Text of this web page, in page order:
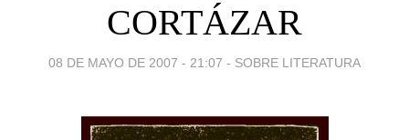
CORTÁZAR
08 DE MAYO DE 2007 - 21:07 - SOBRE LITERATURA